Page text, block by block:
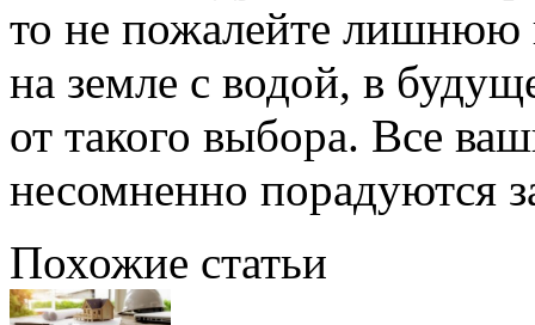
то не пожалейте лишнюю
на земле с водой, в
от такого выбора. Все
несомненно порадуются
Похожие статьи